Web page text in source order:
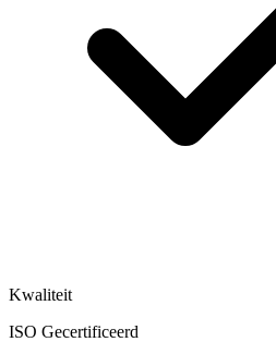
Kwaliteit
ISO Gecertificeerd